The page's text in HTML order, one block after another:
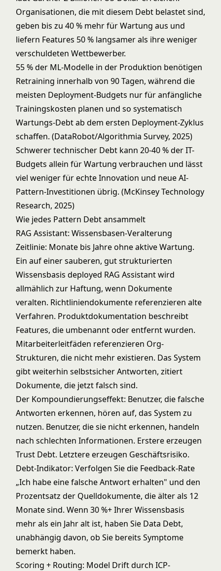
Organisationen, die mit diesem Debt belastet sind,
geben bis zu 40 % mehr für Wartung aus und
liefern Features 50 % langsamer als ihre weniger
verschuldeten Wettbewerber.
55 % der ML-Modelle in der Produktion benötigen
Retraining innerhalb von 90 Tagen, während die
meisten Deployment-Budgets nur für anfängliche
Trainingskosten planen und so systematisch
Wartungs-Debt ab dem ersten Deployment-Zyklus
schaffen. (DataRobot/Algorithmia Survey, 2025)
Schwerer technischer Debt kann 20-40 % der IT-
Budgets allein für Wartung verbrauchen und lässt
viel weniger für echte Innovation und neue AI-
Pattern-Investitionen übrig. (McKinsey Technology
Research, 2025)
Wie jedes Pattern Debt ansammelt
RAG Assistant: Wissensbasen-Veralterung
Zeitlinie: Monate bis Jahre ohne aktive Wartung.
Ein auf einer sauberen, gut strukturierten
Wissensbasis deployed RAG Assistant wird
allmählich zur Haftung, wenn Dokumente
veralten. Richtliniendokumente referenzieren alte
Verfahren. Produktdokumentation beschreibt
Features, die umbenannt oder entfernt wurden.
Mitarbeiterleitfäden referenzieren Org-
Strukturen, die nicht mehr existieren. Das System
gibt weiterhin selbstsicher Antworten, zitiert
Dokumente, die jetzt falsch sind.
Der Kompoundierungseffekt: Benutzer, die falsche
Antworten erkennen, hören auf, das System zu
nutzen. Benutzer, die sie nicht erkennen, handeln
nach schlechten Informationen. Erstere erzeugen
Trust Debt. Letztere erzeugen Geschäftsrisiko.
Debt-Indikator: Verfolgen Sie die Feedback-Rate
„Ich habe eine falsche Antwort erhalten" und den
Prozentsatz der Quelldokumente, die älter als 12
Monate sind. Wenn 30 %+ Ihrer Wissensbasis
mehr als ein Jahr alt ist, haben Sie Data Debt,
unabhängig davon, ob Sie bereits Symptome
bemerkt haben.
Scoring + Routing: Model Drift durch ICP-